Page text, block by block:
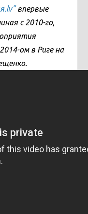
впервые
с 2010-го,
ом в Риге на